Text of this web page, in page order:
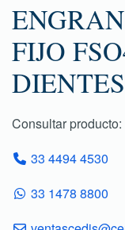
FIJO
DIENTES
Consultar producto:
33 4494 4530
33 1478 8800